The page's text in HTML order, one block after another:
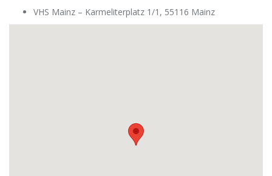
VHS Mainz – Karmeliterplatz 1/1, 55116 Mainz